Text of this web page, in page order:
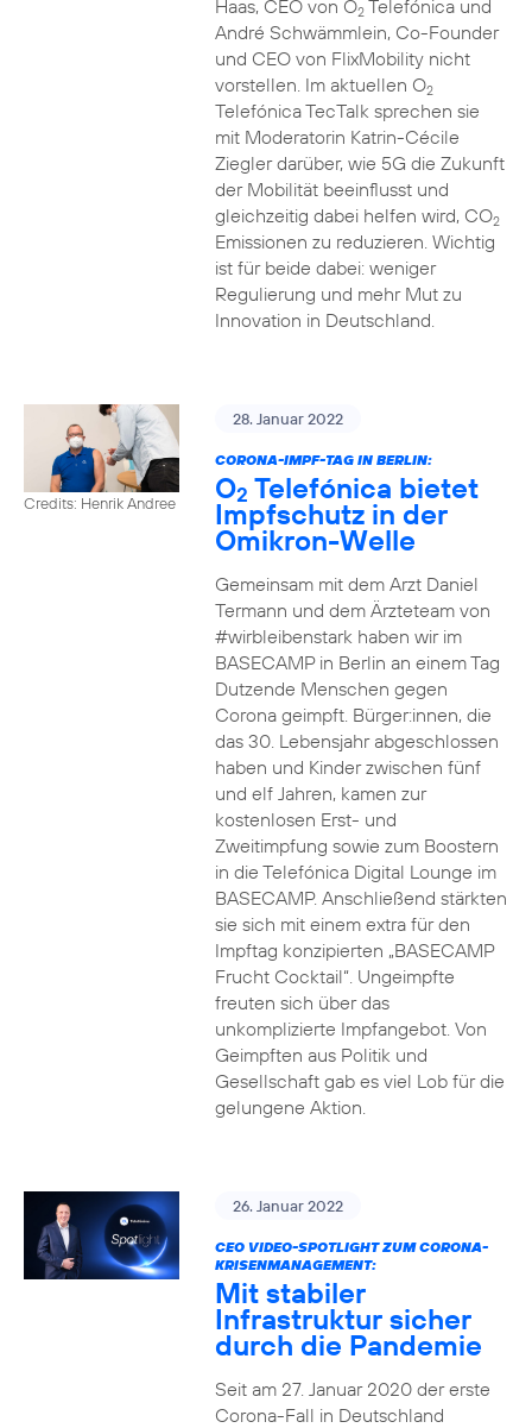
Haas, CEO von O2Telefónica und
André Schwämmlein, Co-Founder
und CEO von FlixMobility nicht
vorstellen. Im aktuellen O2
Telefónica TecTalk sprechen sie
mit Moderatorin Katrin-Cécile
Ziegler darüber, wie 5G die Zukunft
der Mobilität beeinflusst und
gleichzeitig dabei helfen wird, CO2
Emissionen zu reduzieren. Wichtig
ist für beide dabei: weniger
Regulierung und mehr Mut zu
Innovation in Deutschland.
Credits: Henrik Andree
28. Januar 2022
CORONA-IMPF-TAG IN BERLIN:
O2 Telefónica bietet
Impfschutz in der
Omikron-Welle
Gemeinsam mit dem Arzt Daniel
Termann und dem Ärzteteam von
#wirbleibenstark haben wir im
BASECAMP in Berlin an einem Tag
Dutzende Menschen gegen
Corona geimpft. Bürger:innen, die
das 30. Lebensjahr abgeschlossen
haben und Kinder zwischen fünf
und elf Jahren, kamen zur
kostenlosen Erst- und
Zweitimpfung sowie zum Boostern
in die Telefónica Digital Lounge im
BASECAMP. Anschließend stärkten
sie sich mit einem extra für den
Impftag konzipierten „BASECAMP
Frucht Cocktail“. Ungeimpfte
freuten sich über das
unkomplizierte Impfangebot. Von
Geimpften aus Politik und
Gesellschaft gab es viel Lob für die
gelungene Aktion.
26. Januar 2022
CEO VIDEO-SPOTLIGHT ZUM CORONA-
KRISENMANAGEMENT:
Mit stabiler
Infrastruktur sicher
durch die Pandemie
Seit am 27. Januar 2020 der erste
Corona-Fall in Deutschland